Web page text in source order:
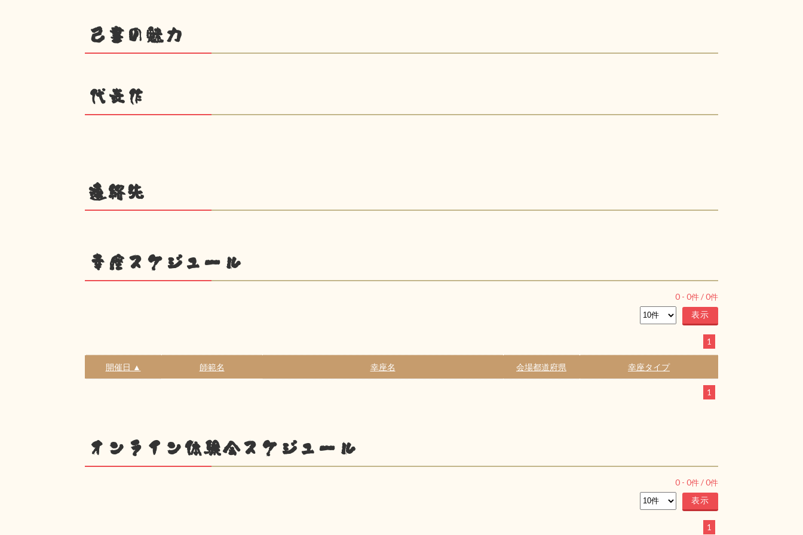
己書の魅力
代表作
連絡先
幸座スケジュール
0 - 0件 /0件
1
開催日 ▲ 師範名 幸座名 会場都道府県 幸座タイプ
1
オンライン体験会スケジュール
0 - 0件 /0件
1